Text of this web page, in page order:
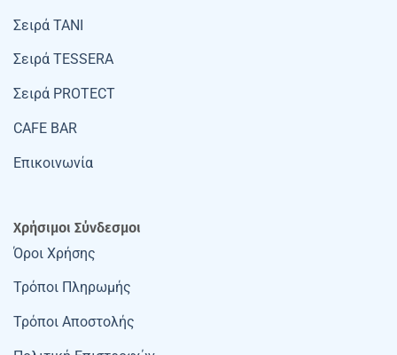
Σειρά TANI
Σειρά TESSERA
Σειρά PROTECT
CAFE BAR
Επικοινωνία
Χρήσιμοι Σύνδεσμοι
Όροι Χρήσης
Τρόποι Πληρωμής
Τρόποι Αποστολής